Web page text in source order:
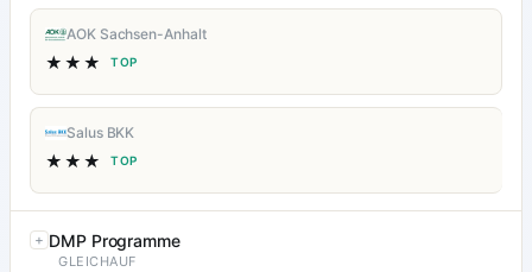
AOK Sachsen-Anhalt
★★★ TOP
Salus BKK
★★★ TOP
DMP Programme
GLEICHAUF